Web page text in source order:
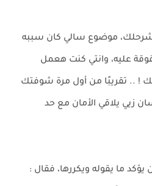
موضوع سالي كان سببه
عليه، وانتي كنت هعمل
! .. تقريبًا من أول مرة شوفتك
زيي يلاقي الأمان مع حد
يؤكد ما يقوله ويكررها، فقال :